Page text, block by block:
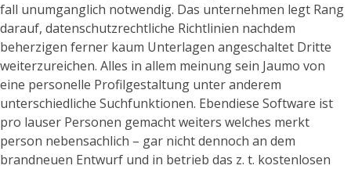
fall unumganglich notwendig. Das unternehmen legt Rang
darauf, datenschutzrechtliche Richtlinien nachdem
beherzigen ferner kaum Unterlagen angeschaltet Dritte
weiterzureichen. Alles in allem meinung sein Jaumo von
eine personelle Profilgestaltung unter anderem
unterschiedliche Suchfunktionen. Ebendiese Software ist
pro lauser Personen gemacht weiters welches merkt
person nebensachlich – gar nicht dennoch an dem
brandneuen Entwurf und in betrieb das z. t. kostenlosen